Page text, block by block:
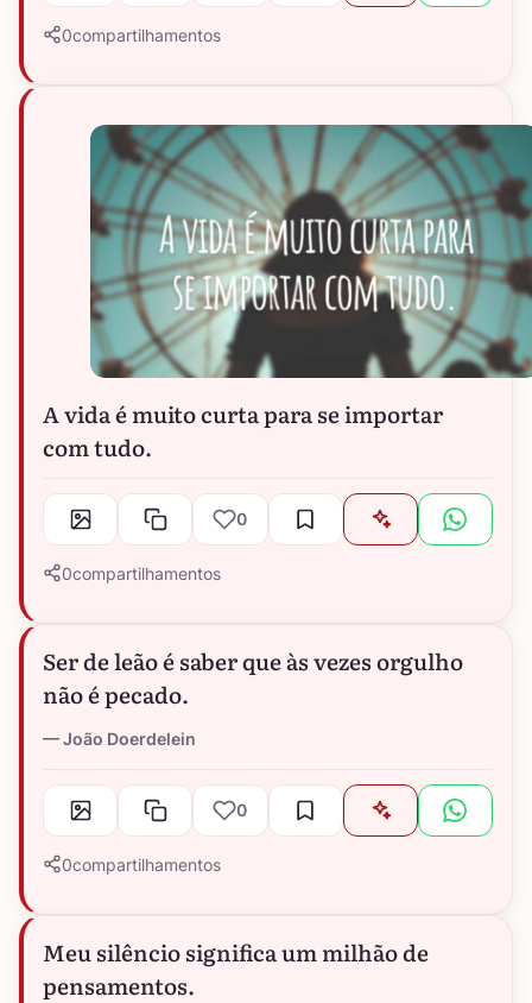
0compartilhamentos
A vida é muito curta para se importar
com tudo.
0
0compartilhamentos
Ser de leão é saber que às vezes orgulho
não é pecado.
João Doerdelein
0
0compartilhamentos
Meu silêncio significa um milhão de
pensamentos.